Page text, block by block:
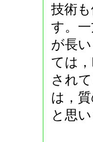
技術
す。
が長
ては
され
は，
と思い